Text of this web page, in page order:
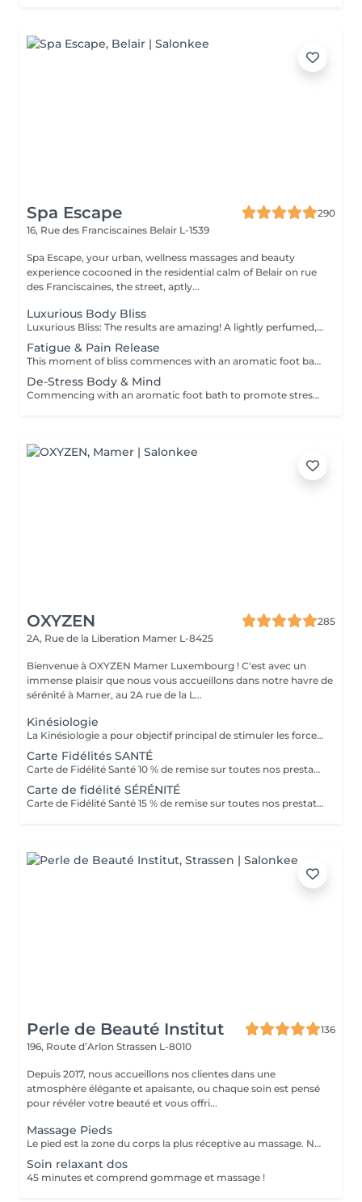
Spa Escape
290
16, Rue des Franciscaines Belair L-1539
Spa Escape, your urban, wellness massages and beauty
experience cocooned in the residential calm of Belair on rue
des Franciscaines, the street, aptly...
Luxurious Body Bliss
Luxurious Bliss: The results are amazing! A lightly perfumed, deep exfoliating body scrub, gets rid of tired, dry, flaky old skin and leaves your body feeling intensely hydrated and velvety-smooth. This is followed by an aromatic oil massage leaving you rejuvenated and relaxed.
Fatigue & Pain Release
This moment of bliss commences with an aromatic foot bath and exfoliation. A mix of relaxing massage and acupressure release of the neck, shoulders, back and legs. Reflexology to the hands and feet, and a scalp conditioning massage treatment finish this ritual.
De-Stress Body & Mind
Commencing with an aromatic foot bath to promote stress release and relaxation we continue with a one hour relaxing massage with soothing essential oils specifically chosen to leave the world behind and focus on bringing harmony to the body and mind. A hydrating facial mask and an acupressure face and scalp massage to stimulate oxygen flow is the menu for the day.
OXYZEN
285
2A, Rue de la Liberation Mamer L-8425
Bienvenue à OXYZEN Mamer Luxembourg ! C'est avec un
immense plaisir que nous vous accueillons dans notre havre de
sérénité à Mamer, au 2A rue de la L...
Kinésiologie
La Kinésiologie a pour objectif principal de stimuler les forces d'auto-guérison de l'homme, et également augmenter son bien-être en équilibrant les énergies. Elle permet aussi au corps de mieux s'exprimer, et à nous de mieux le comprendre. Il est de plus en plus évident que notre santé et nos émotions sont intimement liées. En équilibrant le corps ou les émotions, on permet de rétablir un équilibre global chez la personne de stimuler ses forces d'auto-guérison et surtout de lui donner les moyens de grandir et de s'épanouir. Tout a été étudié afin que vous puissiez passer un réel moment de détente et d'oubli du temps !!! Avertissement : Nos soins sont dédiés au bien-être et à la relaxation. Ils ne remplacent pas un suivi médical et ne relèvent pas de la kinésithérapie.
Carte Fidélités SANTÉ
Carte de Fidélité Santé 10 % de remise sur toutes nos prestations Offrez-vous le bien-être toute l'année grâce à notre Carte de Fidélité Santé ! Elle vous donne droit à 10 % de réduction sur l'ensemble de nos prestations, qu'il s'agisse de massages relaxants, de soins énergétiques ou de séances de bien-être. *Les avantages de la Carte de Fidélité Santé - 10 % de remise immédiate sur toutes vos prestations. - Valable sur toute notre carte de soins. - Une opportunité unique de prendre soin de vous à prix privilégié. Offre non cumulable avec d'autres promotions en cours. La Carte de Fidélité Santé est également une excellente idée cadeau, pour offrir bien-être et sérénité à vos proches.
Carte de fidélité SÉRÉNITÉ
Carte de Fidélité Santé 15 % de remise sur toutes nos prestations Découvrez notre offre exclusive : la Carte de Fidélité Santé vous permet de bénéficier de 15 % de réduction sur toutes nos prestations, . *Les avantages de la Carte de Fidélité Santé -15 % de remise immédiate sur tous nos soins. -Valable toute l'année, sur l'ensemble de nos prestations : massages relaxants, soins énergétiques, séances de bien-être -Une façon simple et avantageuse de prendre soin de vous régulièrement. Offre non cumulable avec d'autres promotions en cours. La Carte de Fidélité Santé est également une formidable idée cadeau, pour offrir détente, énergie et sérénité à vos proches. Contactez-nous dès maintenant pour obtenir votre carte et profitez de réductions exclusives chez OXYZEN, où votre bien-être est notre priorité.
Perle de Beauté Institut
136
196, Route d’Arlon Strassen L-8010
Depuis 2017, nous accueillons nos clientes dans une
atmosphère élégante et apaisante, ou chaque soin est pensé
pour révéler votre beauté et vous offri...
Massage Pieds
Le pied est la zone du corps la plus réceptive au massage. Nous n'y pensons pas assez mais les pieds sont une partie très importante du corps et nécessitent un soin tout particulier! Supportant toute la charge pondérale ainsi que les agressions extérieures telles que le temps, les chaussures trop serrées, à talons ou simplement le fait de marcher toute la journée, nos pieds sont donc fortement sollicités! Les massages des pieds sont donc conseillés et très favorables à notre bien-être général!
Soin relaxant dos
45 minutes et comprend gommage et massage !